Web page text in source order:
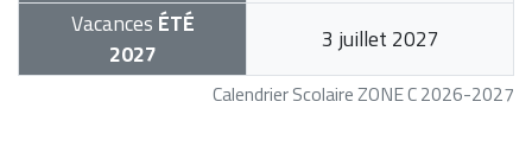
Calendrier Scolaire ZONE C 2026-2027
Vacances ÉTÉ
2027
3 juillet 2027